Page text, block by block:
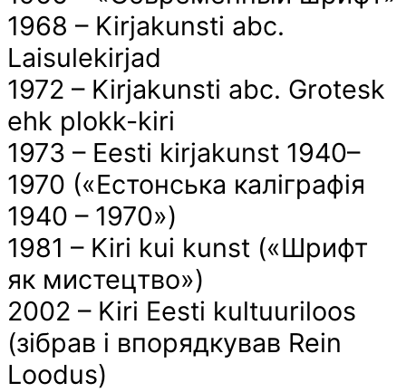
1968 – Kirjakunsti abc.
Laisulekirjad
1972 – Kirjakunsti abc. Grotesk
ehk plokk-kiri
1973 – Eesti kirjakunst 1940–
1970 («Естонська каліграфія
1940 – 1970»)
1981 – Kiri kui kunst («Шрифт
як мистецтво»)
2002 – Kiri Eesti kultuuriloos
(зібрав і впорядкував Rein
Loodus)